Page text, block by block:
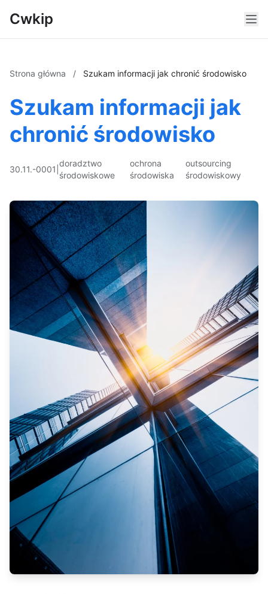
Cwkip
Strona główna / Szukam informacji jak chronić środowisko
Szukam informacji jak
chronić środowisko
30.11.-0001
doradztwo
środowiskowe
ochrona
środowiska
outsourcing
środowiskowy